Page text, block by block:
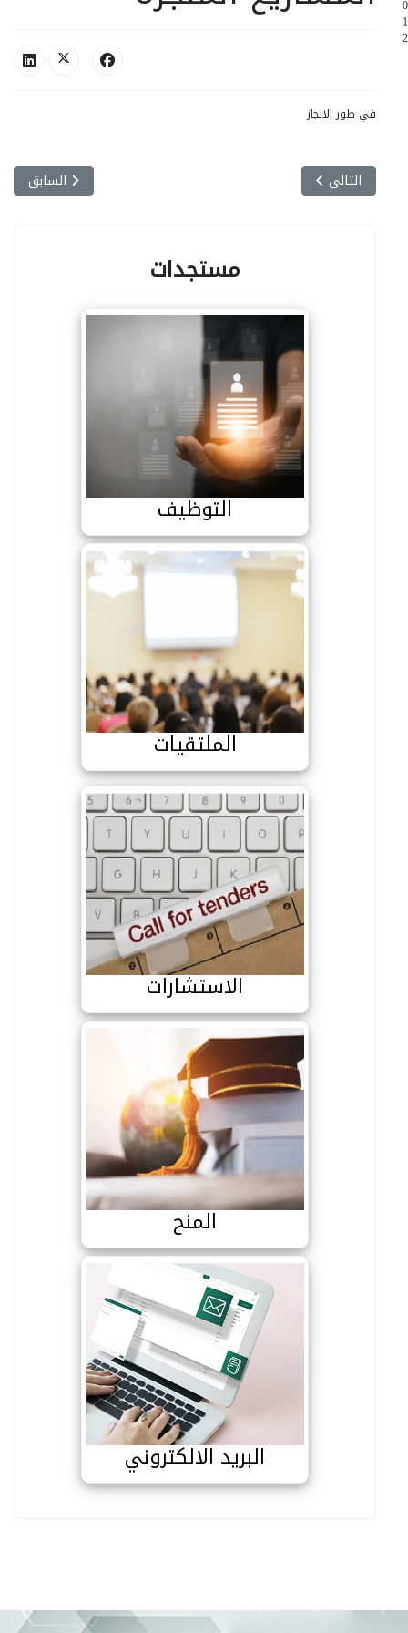
0
1
2
في طور الانجاز
المقال
السابق
المقال التالي: نيـابة رئاسة الجامعـة للتنميـة و الاستشـراف و
التالي
مستجدات
التوظيف
التوظيف
الملتقيات
الملتقيات
الاستشارات
الاستشارات
المنح
المنح
البريد الالكتروني
البريد الالكتروني